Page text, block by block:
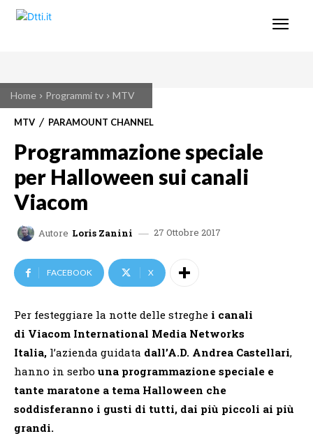
Home Programmi tv MTV
MTV PARAMOUNT CHANNEL
Programmazione speciale
per Halloween sui canali
Viacom
Autore Loris Zanini 27 Ottobre 2017
FACEBOOK X
Per festeggiare la notte delle streghe i canali
di Viacom International Media Networks
Italia, l’azienda guidata dall’A.D. Andrea Castellari,
hanno in serbo una programmazione speciale e
tante maratone a tema Halloween che
soddisferanno i gusti di tutti, dai più piccoli ai più
grandi.